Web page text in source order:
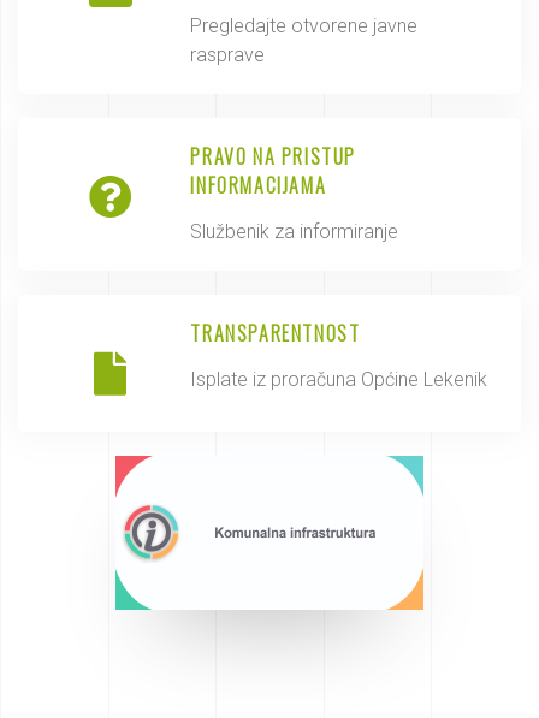
Pregledajte otvorene javne
rasprave
PRAVO NA PRISTUP
INFORMACIJAMA
Službenik za informiranje
TRANSPARENTNOST
Isplate iz proračuna Općine Lekenik